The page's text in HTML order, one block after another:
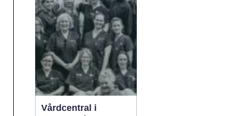
det inte det. En
legitimerad kiropraktor
kan hjälpa kroppen att
återfå rörlighet, minska
smä...
Vårdcentral i